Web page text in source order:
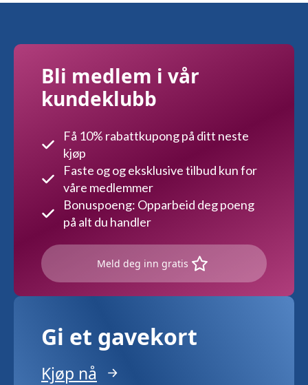
Bli medlem i vår
kundeklubb
Få 10% rabattkupong på ditt neste
kjøp
Faste og og eksklusive tilbud kun for
våre medlemmer
Bonuspoeng: Opparbeid deg poeng
på alt du handler
Meld deg inn gratis
Gi et gavekort
Kjøp nå